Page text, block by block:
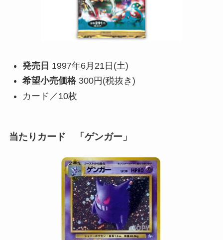
発売日 1997年6月21日(土)
希望小売価格300円(税抜き)
カード／10枚
当たりカード 「ゲンガー」